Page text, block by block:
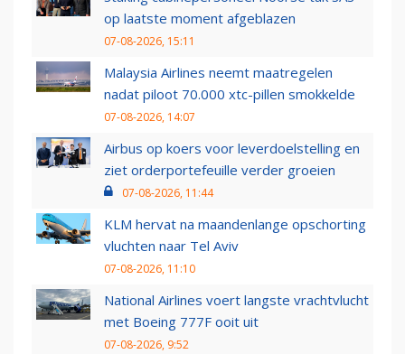
op laatste moment afgeblazen
07-08-2026, 15:11
Malaysia Airlines neemt maatregelen
nadat piloot 70.000 xtc-pillen smokkelde
07-08-2026, 14:07
Airbus op koers voor leverdoelstelling en
ziet orderportefeuille verder groeien
07-08-2026, 11:44
KLM hervat na maandenlange opschorting
vluchten naar Tel Aviv
07-08-2026, 11:10
National Airlines voert langste vrachtvlucht
met Boeing 777F ooit uit
07-08-2026, 9:52